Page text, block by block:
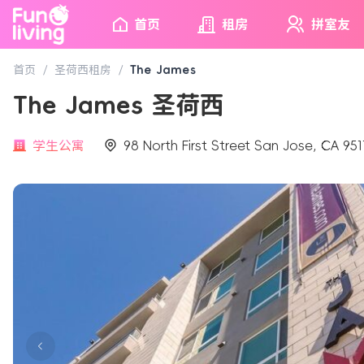
首页 租房 拼室友
首页 / 圣荷西租房 / The James
The James 圣荷西
学生公寓 98 North First Street San Jose, CA